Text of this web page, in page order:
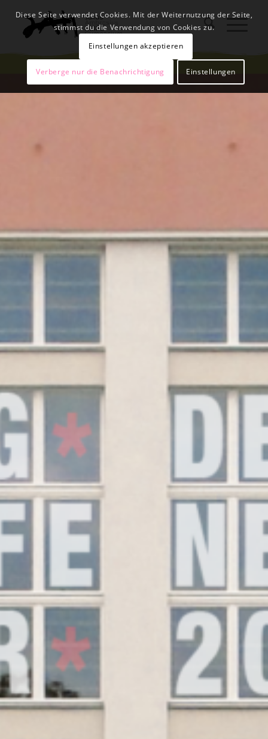
Diese Seite verwendet Cookies. Mit der Weiternutzung der Seite,
stimmst du die Verwendung von Cookies zu.
Einstellungen akzeptieren
Verberge nur die Benachrichtigung Einstellungen